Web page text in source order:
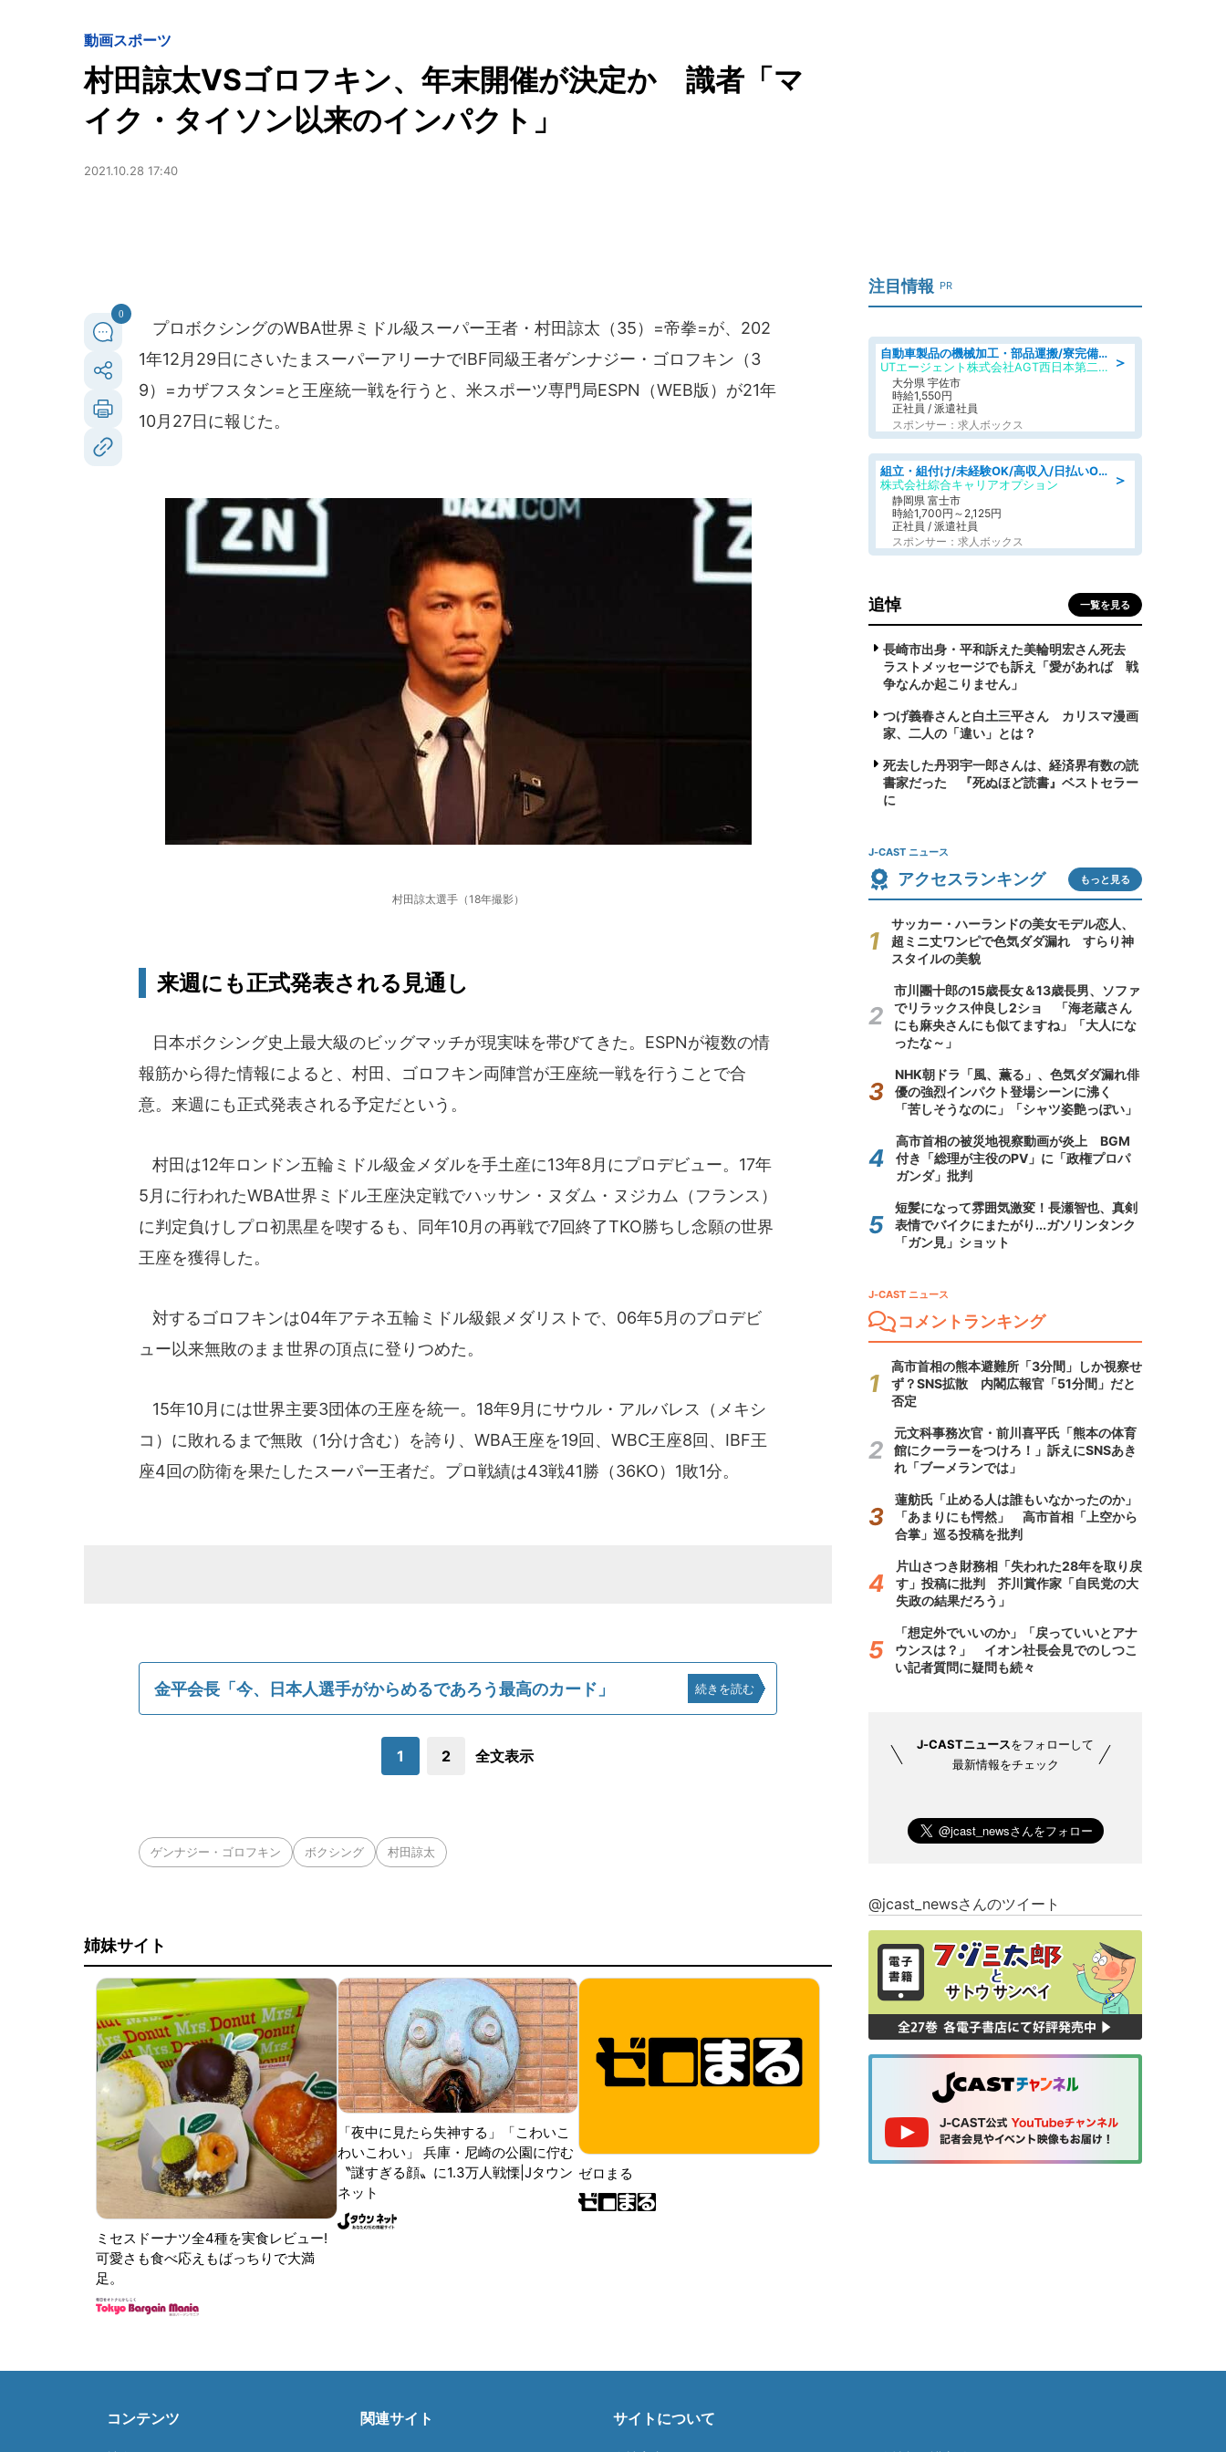
動画スポーツ
村田諒太VSゴロフキン、年末開催が決定か 識者「マ
イク・タイソン以来のインパクト」
2021.10.28 17:40
0
プロボクシングのWBA世界ミドル級スーパー王者・村田諒太（35）=帝拳=が、202
1年12月29日にさいたまスーパーアリーナでIBF同級王者ゲンナジー・ゴロフキン（3
9）=カザフスタン=と王座統一戦を行うと、米スポーツ専門局ESPN（WEB版）が21年
10月27日に報じた。
村田諒太選手（18年撮影）
来週にも正式発表される見通し
日本ボクシング史上最大級のビッグマッチが現実味を帯びてきた。ESPNが複数の情
報筋から得た情報によると、村田、ゴロフキン両陣営が王座統一戦を行うことで合
意。来週にも正式発表される予定だという。
村田は12年ロンドン五輪ミドル級金メダルを手土産に13年8月にプロデビュー。17年
5月に行われたWBA世界ミドル王座決定戦でハッサン・ヌダム・ヌジカム（フランス）
に判定負けしプロ初黒星を喫するも、同年10月の再戦で7回終了TKO勝ちし念願の世界
王座を獲得した。
対するゴロフキンは04年アテネ五輪ミドル級銀メダリストで、06年5月のプロデビ
ュー以来無敗のまま世界の頂点に登りつめた。
15年10月には世界主要3団体の王座を統一。18年9月にサウル・アルバレス（メキシ
コ）に敗れるまで無敗（1分け含む）を誇り、WBA王座を19回、WBC王座8回、IBF王
座4回の防衛を果たしたスーパー王者だ。プロ戦績は43戦41勝（36KO）1敗1分。
金平会長「今、日本人選手がからめるであろう最高のカード」 続きを読む
1 2 全文表示
ゲンナジー・ゴロフキン ボクシング 村田諒太
姉妹サイト
ミセスドーナツ全4種を実食レビュー!
可愛さも食べ応えもばっちりで大満
足。
「夜中に見たら失神する」「こわいこ
わいこわい」 兵庫・尼崎の公園に佇む
〝謎すぎる顔〟に1.3万人戦慄|Jタウン
ネット
ゼロまる
注目情報 PR
＞
自動車製品の機械加工・部品運搬/寮完備/日払い/工場・製造
UTエージェント株式会社AGT西日本第二CU
大分県 宇佐市
時給1,550円
正社員 / 派遣社員
スポンサー：求人ボックス
＞
組立・組付け/未経験OK/高収入/日払いOK/交替制/20・30・40代活躍中
株式会社綜合キャリアオプション
静岡県 富士市
時給1,700円～2,125円
正社員 / 派遣社員
スポンサー：求人ボックス
追悼 一覧を見る
長崎市出身・平和訴えた美輪明宏さん死去
ラストメッセージでも訴え「愛があれば 戦
争なんか起こりません」
つげ義春さんと白土三平さん カリスマ漫画
家、二人の「違い」とは？
死去した丹羽宇一郎さんは、経済界有数の読
書家だった 『死ぬほど読書』ベストセラー
に
J-CAST ニュース
アクセスランキング もっと見る
サッカー・ハーランドの美女モデル恋人、
超ミニ丈ワンピで色気ダダ漏れ すらり神
スタイルの美貌
市川團十郎の15歳長女＆13歳長男、ソファ
でリラックス仲良し2ショ 「海老蔵さん
にも麻央さんにも似てますね」「大人にな
ったな～」
NHK朝ドラ「風、薫る」、色気ダダ漏れ俳
優の強烈インパクト登場シーンに沸く
「苦しそうなのに」「シャツ姿艶っぽい」
高市首相の被災地視察動画が炎上 BGM
付き「総理が主役のPV」に「政権プロパ
ガンダ」批判
短髪になって雰囲気激変！長瀬智也、真剣
表情でバイクにまたがり...ガソリンタンク
「ガン見」ショット
J-CAST ニュース
コメントランキング
高市首相の熊本避難所「3分間」しか視察せ
ず？SNS拡散 内閣広報官「51分間」だと
否定
元文科事務次官・前川喜平氏「熊本の体育
館にクーラーをつけろ！」訴えにSNSあき
れ「ブーメランでは」
蓮舫氏「止める人は誰もいなかったのか」
「あまりにも愕然」 高市首相「上空から
合掌」巡る投稿を批判
片山さつき財務相「失われた28年を取り戻
す」投稿に批判 芥川賞作家「自民党の大
失政の結果だろう」
「想定外でいいのか」「戻っていいとアナ
ウンスは？」 イオン社長会見でのしつこ
い記者質問に疑問も続々
J-CASTニュースをフォローして
最新情報をチェック
@jcast_newsさんのツイート
コンテンツ 関連サイト サイトについて